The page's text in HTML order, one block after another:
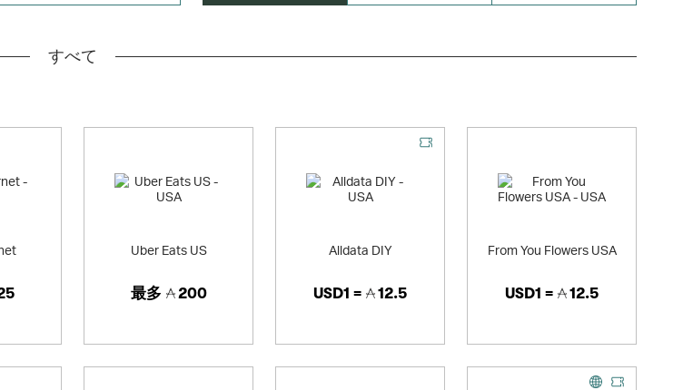
すべて
Uber Eats US
最多 200
Alldata DIY
USD1 = 12.5
From You Flowers USA
USD1 = 12.5